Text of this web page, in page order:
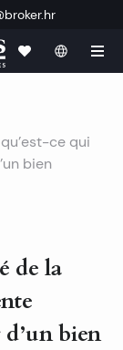
ce qui
bien
de la
bien